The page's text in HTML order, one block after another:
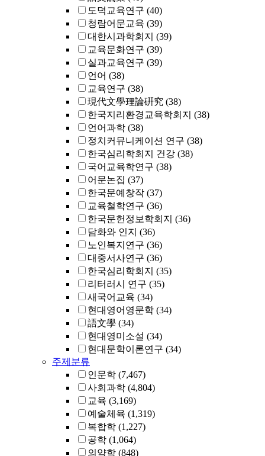
도덕교육연구 (40)
청람어문교육 (39)
대한시과학회지 (39)
교육문화연구 (39)
실과교육연구 (39)
언어 (38)
교육연구 (38)
現代文學理論硏究 (38)
한국지리환경교육학회지 (38)
언어과학 (38)
정치커뮤니케이션 연구 (38)
한국심리학회지 건강 (38)
국어교육학연구 (38)
어문논집 (37)
한국문예창작 (37)
교육철학연구 (36)
한국문헌정보학회지 (36)
담화와 인지 (36)
노인복지연구 (36)
대중서사연구 (36)
한국심리학회지 (35)
리터러시 연구 (35)
새국어교육 (34)
현대영어영문학 (34)
語文學 (34)
현대영미소설 (34)
현대문학이론연구 (34)
주제분류
인문학 (7,467)
사회과학 (4,804)
교육 (3,169)
예술체육 (1,319)
복합학 (1,227)
공학 (1,064)
의약학 (848)